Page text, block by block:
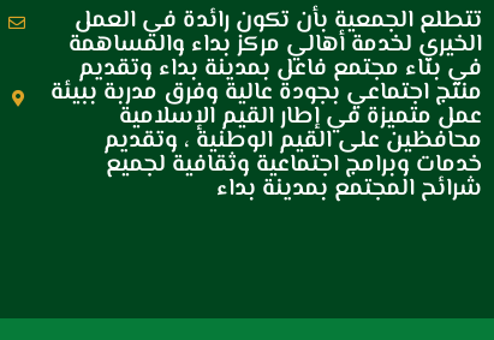
تتطلع الجمعية بأن تكون رائدة في العمل
الخيري لخدمة أهالي مركز بداء والمساهمة
في بناء مجتمع فاعل بمدينة بداء وتقديم
منتج اجتماعي بجودة عالية وفرق مدربة ببيئة
عمل متميزة في إطار القيم الإسلامية
محافظين على القيم الوطنية ، وتقديم
خدمات وبرامج اجتماعية وثقافية لجميع
شرائح المجتمع بمدينة بداء